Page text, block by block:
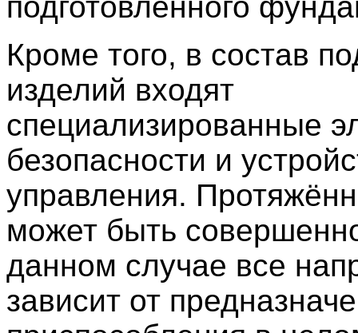
Кроме того, в состав
изделий входят
специализированные
безопасности и
управления.
может быть
данном случае все
зависит от